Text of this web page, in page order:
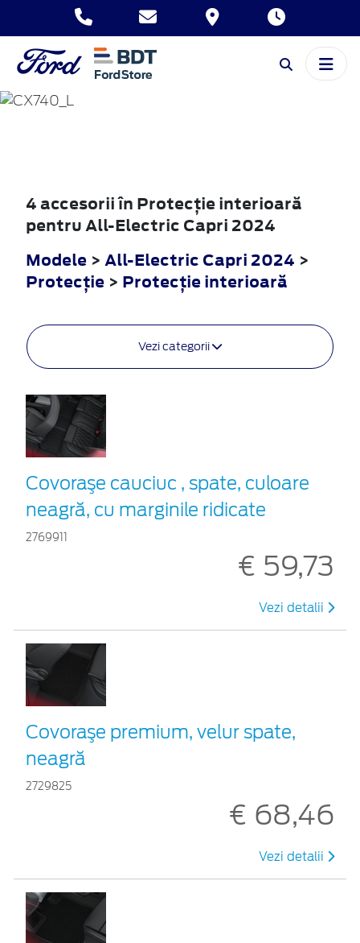
ALL-ELECTRIC
CAPRI
4 accesorii în Protecţie interioară
pentru All-Electric Capri 2024
Modele > All-Electric Capri 2024 >
Protecţie > Protecţie interioară
Vezi categorii
Covoraşe cauciuc , spate, culoare
neagră, cu marginile ridicate
2769911
€ 59,73
Vezi detalii
Covoraşe premium, velur spate,
neagră
2729825
€ 68,46
Vezi detalii